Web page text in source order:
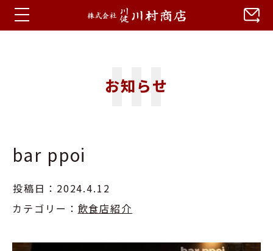
会社概要
アクセス
お知らせ
bar ppoi
投稿日：2024.4.12
カテゴリー： 飲食店紹介